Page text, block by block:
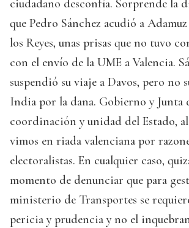
ciudadano desconfía. Sorprende la
que Pedro Sánchez acudió a
los Reyes, unas prisas que no tuvo
con el envío de la UME a Valencia.
suspendió su viaje a Davos, pero no
India por la dana. Gobierno y Junta
coordinación y unidad del Estado,
vimos en riada valenciana por
electoralistas. En cualquier caso,
momento de denunciar que para
ministerio de Transportes se
pericia y prudencia y no el